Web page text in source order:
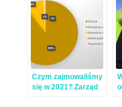
Czym zajmowaliśmy
się w 2021? Zarząd